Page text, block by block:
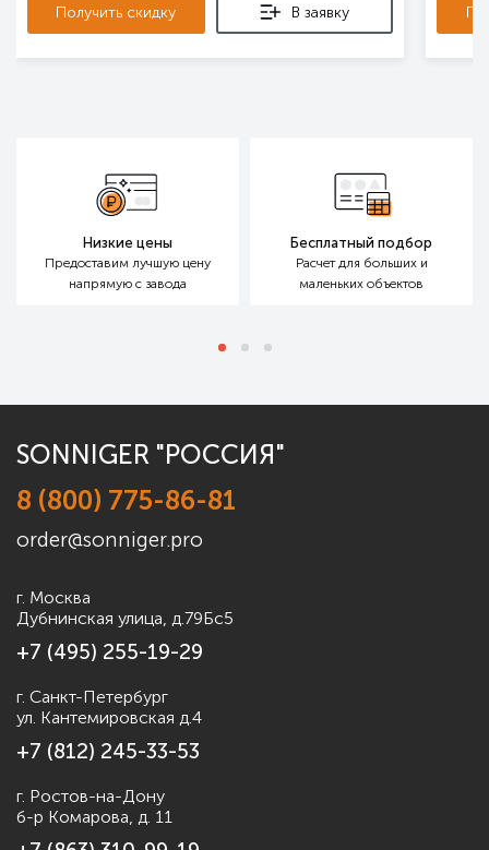
Получить скидку В заявку
Низкие цены
Предоставим лучшую цену
напрямую с завода
Бесплатный подбор
Расчет для большихи
маленьких объектов
SONNIGER "РОССИЯ"
8 (800) 775-86-81
order@sonniger.pro
г. Москва
Дубнинская улица, д.79Бс5
+7 (495) 255-19-29
г. Санкт-Петербург
ул. Кантемировская д.4
+7 (812) 245-33-53
г. Ростов-на-Дону
б-р Комарова, д. 11